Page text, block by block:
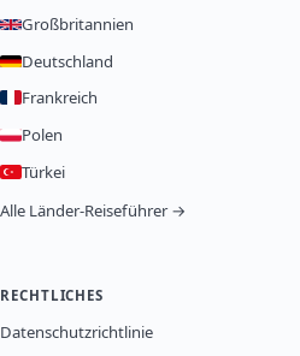
Großbritannien
Deutschland
Frankreich
Polen
Türkei
Alle Länder-Reiseführer →
RECHTLICHES
Datenschutzrichtlinie